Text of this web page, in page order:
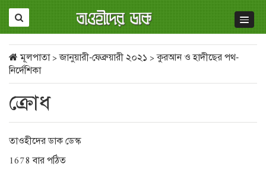
মূলপাতা> জানুয়ারী-ফেব্রুয়ারী ২০২১ > কুরআন ও হাদীছের পথ-
নির্দেশিকা
ক্রোধ
তাওহীদের ডাক ডেস্ক
1678 বার পঠিত